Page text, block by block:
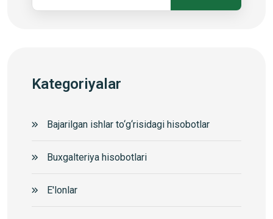
Kategoriyalar
Bajarilgan ishlar to‘g‘risidagi hisobotlar
Buxgalteriya hisobotlari
E'lonlar